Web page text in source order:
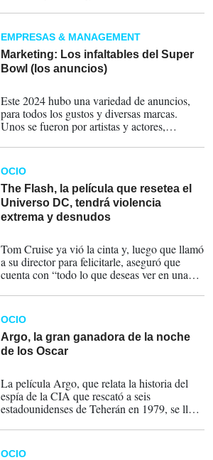
protagonistas.
EMPRESAS & MANAGEMENT
Marketing: Los infaltables del Super
Bowl (los anuncios)
Este 2024 hubo una variedad de anuncios,
para todos los gustos y diversas marcas.
Unos se fueron por artistas y actores,
más destacados de la NFL, que son
fundamentales para este día esperado.
OCIO
The Flash, la película que resetea el
Universo DC, tendrá violencia
extrema y desnudos
Tom Cruise ya vió la cinta y, luego que llamó
a su director para felicitarle, aseguró que
cuenta con “todo lo que deseas ver en una
OCIO
Argo, la gran ganadora de la noche
de los Oscar
La película Argo, que relata la historia del
espía de la CIA que rescató a seis
estadounidenses de Teherán en 1979, se llevó
Lewis, al mejor actor, por Lincoln, y Ang
Lee, al mejor director, por La Vida de Pi.
OCIO